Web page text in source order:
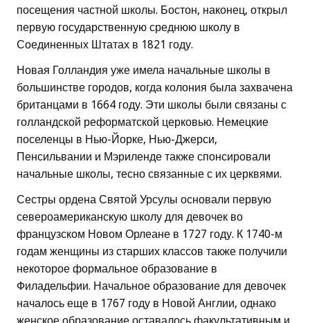
посещения частной школы. Бостон, наконец, открыл
первую государственную среднюю школу в
Соединенных Штатах в 1821 году.
Новая Голландия уже имела начальные школы в
большинстве городов, когда колония была захвачена
британцами в 1664 году. Эти школы были связаны с
голландской реформатской церковью. Немецкие
поселенцы в Нью-Йорке, Нью-Джерси,
Пенсильвании и Мэриленде также спонсировали
начальные школы, тесно связанные с их церквями.
Сестры ордена Святой Урсулы основали первую
североамериканскую школу для девочек во
французском Новом Орлеане в 1727 году. К 1740-м
годам женщины из старших классов также получили
некоторое формальное образование в
Филадельфии. Начальное образование для девочек
началось еще в 1767 году в Новой Англии, однако